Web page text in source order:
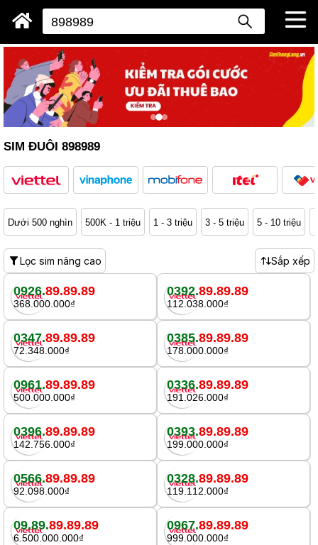
SIM ĐUÔI 898989
Dưới 500 nghìn 500K - 1 triệu 1 - 3 triệu 3 - 5 triệu 5 - 10 triệu
Lọc sim nâng cao Sắp xếp
0926.89.89.89
368.000.000₫
0392.89.89.89
112.038.000₫
0347.89.89.89
72.348.000₫
0385.89.89.89
178.000.000₫
0961.89.89.89
500.000.000₫
0336.89.89.89
191.026.000₫
0396.89.89.89
142.756.000₫
0393.89.89.89
199.000.000₫
0566.89.89.89
92.098.000₫
0328.89.89.89
119.112.000₫
09.89.89.89.89
6.500.000.000₫
0967.89.89.89
999.000.000₫